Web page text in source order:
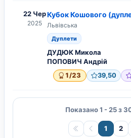
22 Чер
2025
Кубок Кошового
Львівська
Дуплети
ДУДЮК Микола
ПОПОВИЧ Андрій
1/23 39,50
Показано 1 - 25 з
1 2